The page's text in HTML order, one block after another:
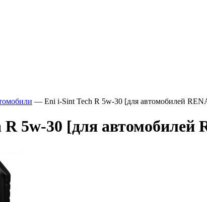
— Eni i-Sint Tech R 5w-30 [для автомобилей
5w-30 [для автомобилей